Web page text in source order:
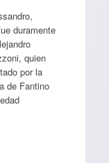
duramente
quien
por la
de Fantino